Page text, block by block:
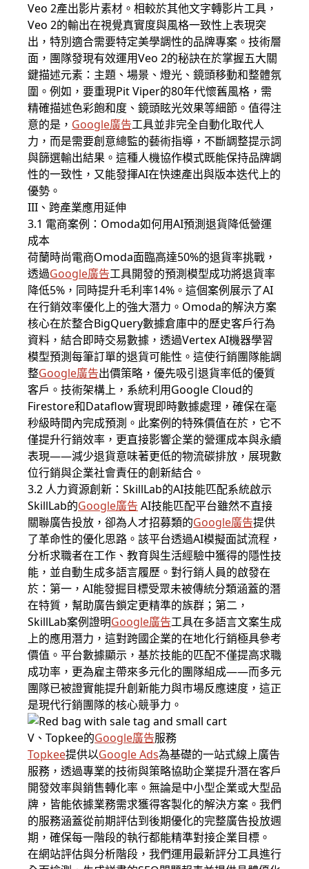
Veo 2產出影片素材。相較於其他文字轉影片工具，
Veo 2的輸出在視覺真實度與風格一致性上表現突
出，特別適合需要特定美學調性的品牌專案。技術層
面，團隊發現有效運用Veo 2的秘訣在於掌握五大關
鍵描述元素：主題、場景、燈光、鏡頭移動和整體氛
圍。例如，要重現Pit Viper的80年代懷舊風格，需
精確描述色彩飽和度、鏡頭眩光效果等細節。值得注
意的是， Google廣告工具並非完全自動化取代人
力，而是需要創意總監的藝術指導，不斷調整提示詞
與篩選輸出結果。這種人機協作模式既能保持品牌調
性的一致性，又能發揮AI在快速產出與版本迭代上的
優勢。
III、跨產業應用延伸
3.1 電商案例：Omoda如何用AI預測退貨降低營運
成本
荷蘭時尚電商Omoda面臨高達50%的退貨率挑戰，
透過Google廣告工具開發的預測模型成功將退貨率
降低5%，同時提升毛利率14%。這個案例展示了AI
在行銷效率優化上的強大潛力。Omoda的解決方案
核心在於整合BigQuery數據倉庫中的歷史客戶行為
資料，結合即時交易數據，透過Vertex AI機器學習
模型預測每筆訂單的退貨可能性。這使行銷團隊能調
整Google廣告出價策略，優先吸引退貨率低的優質
客戶。技術架構上，系統利用Google Cloud的
Firestore和Dataflow實現即時數據處理，確保在毫
秒級時間內完成預測。此案例的特殊價值在於，它不
僅提升行銷效率，更直接影響企業的營運成本與永續
表現——減少退貨意味著更低的物流碳排放，展現數
位行銷與企業社會責任的創新結合。
3.2 人力資源創新：SkillLab的AI技能匹配系統啟示
SkillLab的Google廣告 AI技能匹配平台雖然不直接
關聯廣告投放，卻為人才招募類的Google廣告提供
了革命性的優化思路。該平台透過AI模擬面試流程，
分析求職者在工作、教育與生活經驗中獲得的隱性技
能，並自動生成多語言履歷。對行銷人員的啟發在
於：第一，AI能發掘目標受眾未被傳統分類涵蓋的潛
在特質，幫助廣告鎖定更精準的族群；第二，
SkillLab案例證明Google廣告工具在多語言文案生成
上的應用潛力，這對跨國企業的在地化行銷極具參考
價值。平台數據顯示，基於技能的匹配不僅提高求職
成功率，更為雇主帶來多元化的團隊組成——而多元
團隊已被證實能提升創新能力與市場反應速度，這正
是現代行銷團隊的核心競爭力。
V、Topkee的Google廣告服務
Topkee提供以Google Ads為基礎的一站式線上廣告
服務，透過專業的技術與策略協助企業提升潛在客戶
開發效率與銷售轉化率。無論是中小型企業或大型品
牌，皆能依據業務需求獲得客製化的解決方案。我們
的服務涵蓋從前期評估到後期優化的完整廣告投放週
期，確保每一階段的執行都能精準對接企業目標。
在網站評估與分析階段，我們運用最新評分工具進行